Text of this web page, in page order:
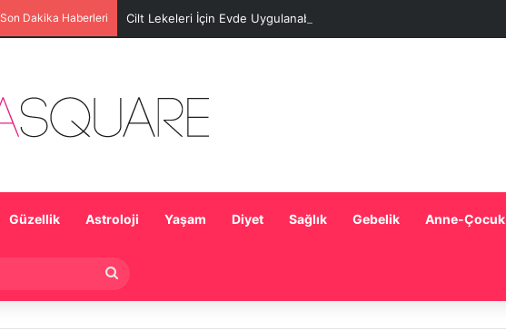
Son Dakika Haberleri Cilt Lekeleri İçin Evde Uygulanabilecek Basit Maskeler
Güzellik Astroloji Yaşam Diyet Sağlık Gebelik Anne-Çocuk